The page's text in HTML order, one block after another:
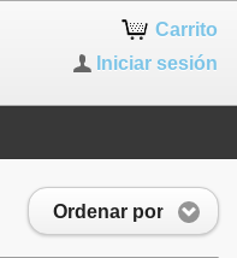
Carrito
Iniciar sesión
Ordenar por